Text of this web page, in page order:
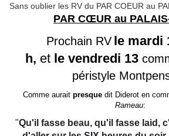
Sans oublier les RV du PAR COEUR au
PAR CŒUR au
Prochain RV le mardi
h, et le vendredi 13
péristyle
Comme aurait presque dit Diderot en
Rameau:
"Qu'il fasse beau, qu'il fasse laid,